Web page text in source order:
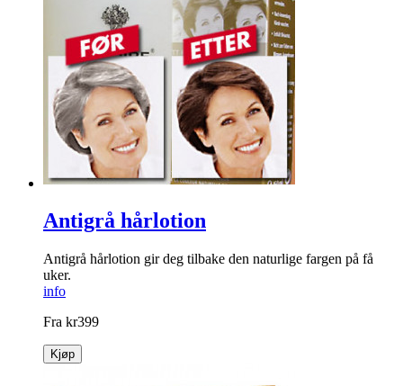
Antigrå hårlotion
Antigrå hårlotion gir deg tilbake den naturlige fargen på få
uker.
info
Fra kr399
Kjøp